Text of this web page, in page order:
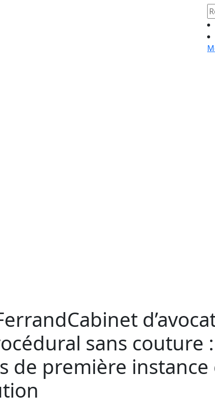
Cabinet
sans couture
de première instance